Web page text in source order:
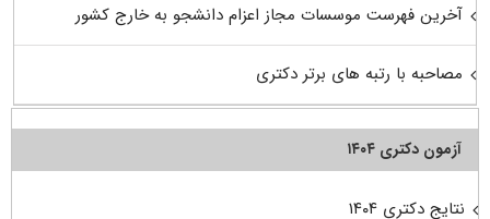
آخرین فهرست موسسات مجاز اعزام دانشجو به خارج کشور
مصاحبه با رتبه های برتر دکتری
آزمون دکتری ۱۴۰۴
نتایج دکتری ۱۴۰۴